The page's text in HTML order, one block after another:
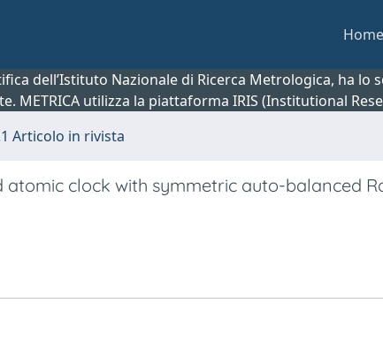
Home
dell’Istituto Nazionale di Ricerca Metrologica, ha
METRICA utilizza la piattaforma IRIS (Institutional
Articolo in rivista
clock with symmetric auto-balanced